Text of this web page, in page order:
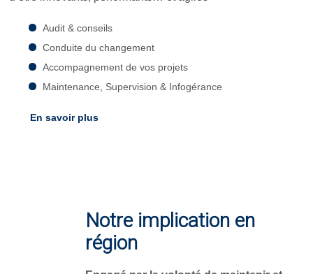
Audit & conseils
Conduite du changement
Accompagnement de vos projets
Maintenance, Supervision & Infogérance
En savoir plus
Notre implication en
région